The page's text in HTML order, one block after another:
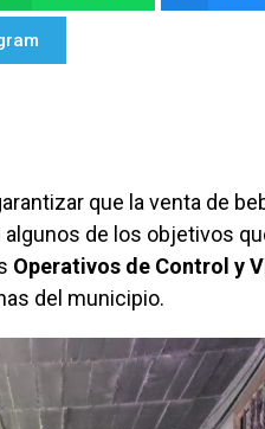
que la venta de
de los objetivos
Operativos de Control y
del municipio.